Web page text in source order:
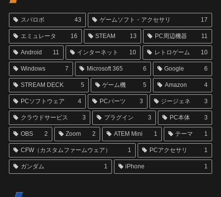
スパロボ 43 ゲームソフト・アクセサリ 17
エミュレータ 16 STEAM 13 PC周辺機器 11
Android 11 インターネット 10 レトロゲーム 10
Windows 7 Microsoft 365 6 Google 6
STREAM DECK 5 ゲーム機 5 Amazon 4
PCソフトウェア 4 PCパーツ 3 ジージェネ 3
クラウドサービス 3 プラグイン 3 PC本体 3
OBS 2 Zoom 2 ATEM Mini 1 テーマ 1
CFW（カスタムファームウェア） 1 PCアクセサリ 1
ガンダム 1 iPhone 1